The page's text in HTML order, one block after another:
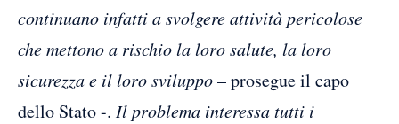
continuano infatti a svolgere attività pericolose
che mettono a rischio la loro salute, la loro
sicurezza e il loro sviluppo– prosegue il capo
dello Stato -. Il problema interessa tutti i